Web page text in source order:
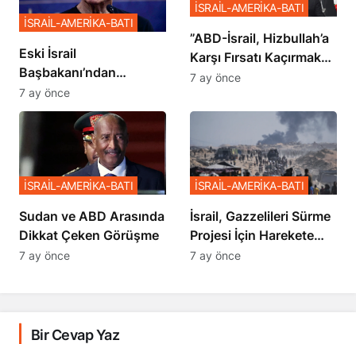
Eski İsrail
Başbakanı’ndan
Netanyahu’ya Ağır
Sözler
İSRAİL-AMERİKA-BATI
7 ay önce
​​​​​​​”ABD-İsrail, Hizbullah’a
Karşı Fırsatı Kaçırmak
İstemiyor”
İSRAİL-AMERİKA-BATI
7 ay önce
Sudan ve ABD Arasında
Dikkat Çeken Görüşme
İSRAİL-AMERİKA-BATI
7 ay önce
İsrail, Gazzelileri Sürme
Projesi İçin Harekete
Geçti
İSRAİL-AMERİKA-BATI
7 ay önce
Bir Cevap Yaz